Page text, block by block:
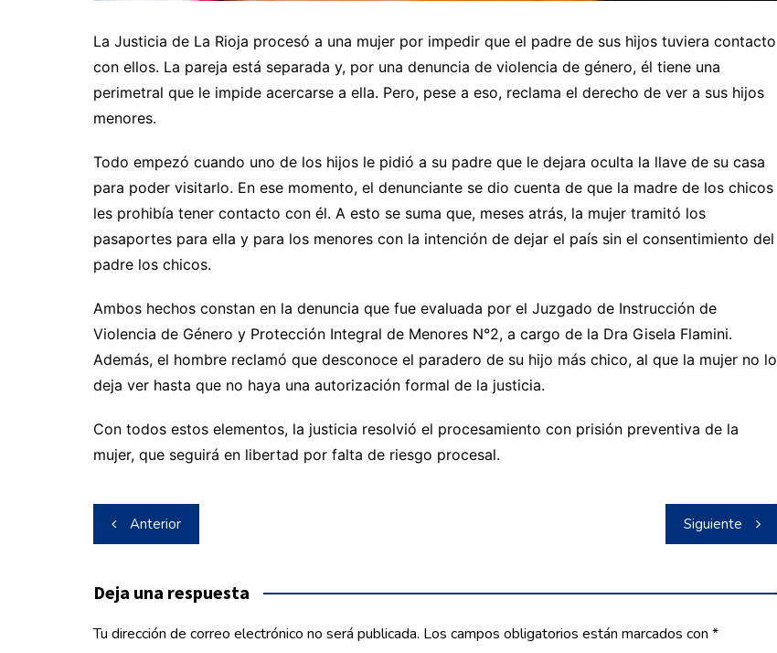
La Justicia de La Rioja procesó a una mujer por impedir que el padre de sus hijos tuviera contacto
con ellos. La pareja está separada y, por una denuncia de violencia de género, él tiene una
perimetral que le impide acercarse a ella. Pero, pese a eso, reclama el derecho de ver a sus hijos
menores.
Todo empezó cuando uno de los hijos le pidió a su padre que le dejara oculta la llave de su casa
para poder visitarlo. En ese momento, el denunciante se dio cuenta de que la madre de los chicos
les prohibía tener contacto con él. A esto se suma que, meses atrás, la mujer tramitó los
pasaportes para ella y para los menores con la intención de dejar el país sin el consentimiento del
padre los chicos.
Ambos hechos constan en la denuncia que fue evaluada por el Juzgado de Instrucción de
Violencia de Género y Protección Integral de Menores N°2, a cargo de la Dra Gisela Flamini.
Además, el hombre reclamó que desconoce el paradero de su hijo más chico, al que la mujer no lo
deja ver hasta que no haya una autorización formal de la justicia.
Con todos estos elementos, la justicia resolvió el procesamiento con prisión preventiva de la
mujer, que seguirá en libertad por falta de riesgo procesal.
Navegación
de
entradas
Anterior Siguiente
Deja una respuesta
Tu dirección de correo electrónico no será publicada. Los campos obligatorios están marcados con *